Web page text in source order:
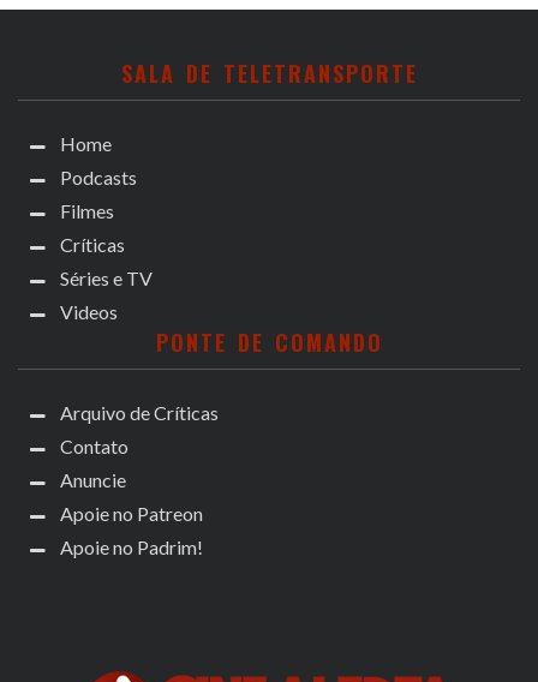
SALA DE TELETRANSPORTE
Home
Podcasts
Filmes
Críticas
Séries e TV
Videos
PONTE DE COMANDO
Arquivo de Críticas
Contato
Anuncie
Apoie no Patreon
Apoie no Padrim!